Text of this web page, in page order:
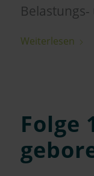
Weiterlesen
Folge